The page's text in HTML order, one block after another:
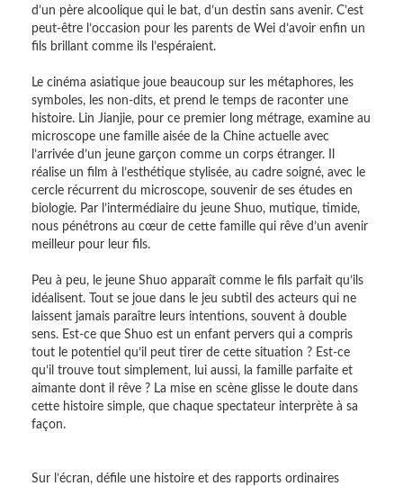
d’un père alcoolique qui le bat, d’un destin sans avenir. C’est
peut-être l’occasion pour les parents de Wei d’avoir enfin un
fils brillant comme ils l’espéraient.
Le cinéma asiatique joue beaucoup sur les métaphores, les
symboles, les non-dits, et prend le temps de raconter une
histoire. Lin Jianjie, pour ce premier long métrage, examine au
microscope une famille aisée de la Chine actuelle avec
l’arrivée d’un jeune garçon comme un corps étranger. Il
réalise un film à l’esthétique stylisée, au cadre soigné, avec le
cercle récurrent du microscope, souvenir de ses études en
biologie. Par l’intermédiaire du jeune Shuo, mutique, timide,
nous pénétrons au cœur de cette famille qui rêve d’un avenir
meilleur pour leur fils.
Peu à peu, le jeune Shuo apparaît comme le fils parfait qu’ils
idéalisent. Tout se joue dans le jeu subtil des acteurs qui ne
laissent jamais paraître leurs intentions, souvent à double
sens. Est-ce que Shuo est un enfant pervers qui a compris
tout le potentiel qu’il peut tirer de cette situation ? Est-ce
qu’il trouve tout simplement, lui aussi, la famille parfaite et
aimante dont il rêve ? La mise en scène glisse le doute dans
cette histoire simple, que chaque spectateur interprète à sa
façon.
Sur l’écran, défile une histoire et des rapports ordinaires